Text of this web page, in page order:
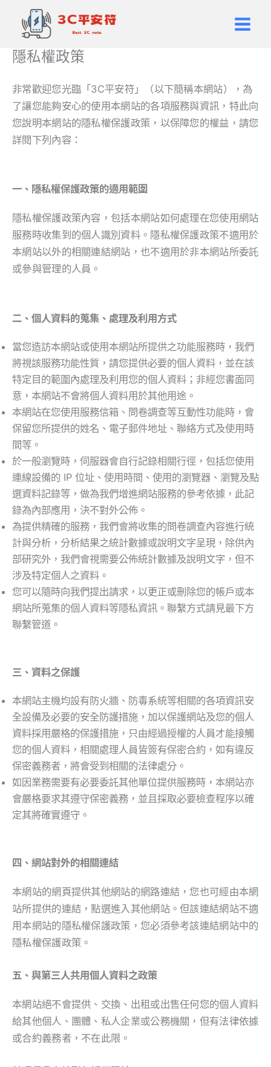
Main
隱私權政策
非常歡迎您光臨「3C平安符」（以下簡稱本網站），為
了讓您能夠安心的使用本網站的各項服務與資訊，特此向
您說明本網站的隱私權保護政策，以保障您的權益，請您
詳閱下列內容：
一、隱私權保護政策的適用範圍
隱私權保護政策內容，包括本網站如何處理在您使用網站
服務時收集到的個人識別資料。隱私權保護政策不適用於
本網站以外的相關連結網站，也不適用於非本網站所委託
或參與管理的人員。
二、個人資料的蒐集、處理及利用方式
當您造訪本網站或使用本網站所提供之功能服務時，我們
將視該服務功能性質，請您提供必要的個人資料，並在該
特定目的範圍內處理及利用您的個人資料；非經您書面同
意，本網站不會將個人資料用於其他用途。
本網站在您使用服務信箱、問卷調查等互動性功能時，會
保留您所提供的姓名、電子郵件地址、聯絡方式及使用時
間等。
於一般瀏覽時，伺服器會自行記錄相關行徑，包括您使用
連線設備的 IP 位址、使用時間、使用的瀏覽器、瀏覽及點
選資料記錄等，做為我們增進網站服務的參考依據，此記
錄為內部應用，決不對外公佈。
為提供精確的服務，我們會將收集的問卷調查內容進行統
計與分析，分析結果之統計數據或說明文字呈現，除供內
部研究外，我們會視需要公佈統計數據及說明文字，但不
涉及特定個人之資料。
您可以隨時向我們提出請求，以更正或刪除您的帳戶或本
網站所蒐集的個人資料等隱私資訊。聯繫方式請見最下方
聯繫管道。
三、資料之保護
本網站主機均設有防火牆、防毒系統等相關的各項資訊安
全設備及必要的安全防護措施，加以保護網站及您的個人
資料採用嚴格的保護措施，只由經過授權的人員才能接觸
您的個人資料，相關處理人員皆簽有保密合約，如有違反
保密義務者，將會受到相關的法律處分。
如因業務需要有必要委託其他單位提供服務時，本網站亦
會嚴格要求其遵守保密義務，並且採取必要檢查程序以確
定其將確實遵守。
四、網站對外的相關連結
本網站的網頁提供其他網站的網路連結，您也可經由本網
站所提供的連結，點選進入其他網站。但該連結網站不適
用本網站的隱私權保護政策，您必須參考該連結網站中的
隱私權保護政策。
五、與第三人共用個人資料之政策
本網站絕不會提供、交換、出租或出售任何您的個人資料
給其他個人、團體、私人企業或公務機關，但有法律依據
或合約義務者，不在此限。